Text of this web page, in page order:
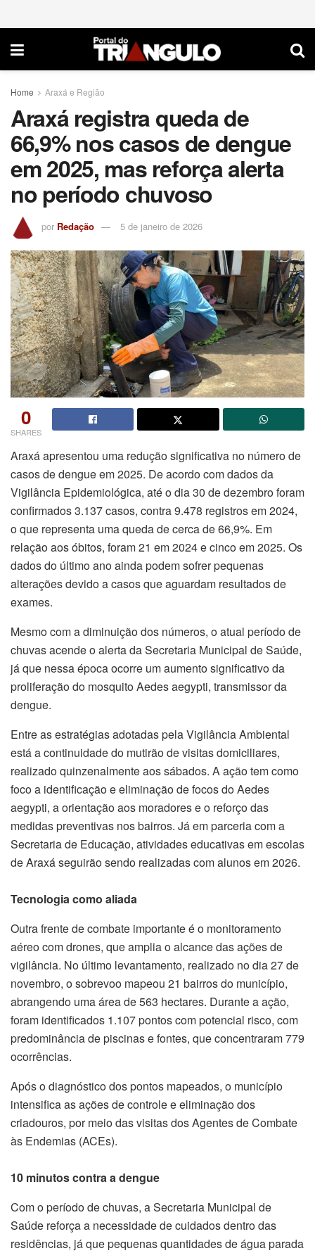
Home Araxá e Região
Araxá registra queda de
66,9% nos casos de dengue
em 2025, mas reforça alerta
no período chuvoso
por Redação 5 de janeiro de 2026
0
SHARES
Araxá apresentou uma redução significativa no número de
casos de dengue em 2025. De acordo com dados da
Vigilância Epidemiológica, até o dia 30 de dezembro foram
confirmados 3.137 casos, contra 9.478 registros em 2024,
o que representa uma queda de cerca de 66,9%. Em
relação aos óbitos, foram 21 em 2024 e cinco em 2025. Os
dados do último ano ainda podem sofrer pequenas
alterações devido a casos que aguardam resultados de
exames.
Mesmo com a diminuição dos números, o atual período de
chuvas acende o alerta da Secretaria Municipal de Saúde,
já que nessa época ocorre um aumento significativo da
proliferação do mosquito Aedes aegypti, transmissor da
dengue.
Entre as estratégias adotadas pela Vigilância Ambiental
está a continuidade do mutirão de visitas domiciliares,
realizado quinzenalmente aos sábados. A ação tem como
foco a identificação e eliminação de focos do Aedes
aegypti, a orientação aos moradores e o reforço das
medidas preventivas nos bairros. Já em parceria com a
Secretaria de Educação, atividades educativas em escolas
de Araxá seguirão sendo realizadas com alunos em 2026.
Tecnologia como aliada
Outra frente de combate importante é o monitoramento
aéreo com drones, que amplia o alcance das ações de
vigilância. No último levantamento, realizado no dia 27 de
novembro, o sobrevoo mapeou 21 bairros do município,
abrangendo uma área de 563 hectares. Durante a ação,
foram identificados 1.107 pontos com potencial risco, com
predominância de piscinas e fontes, que concentraram 779
ocorrências.
Após o diagnóstico dos pontos mapeados, o município
intensifica as ações de controle e eliminação dos
criadouros, por meio das visitas dos Agentes de Combate
às Endemias (ACEs).
10 minutos contra a dengue
Com o período de chuvas, a Secretaria Municipal de
Saúde reforça a necessidade de cuidados dentro das
residências, já que pequenas quantidades de água parada